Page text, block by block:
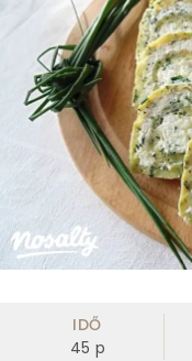
IDŐ
45 p